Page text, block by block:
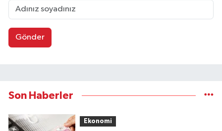
Gönder
Son Haberler
Ekonomi